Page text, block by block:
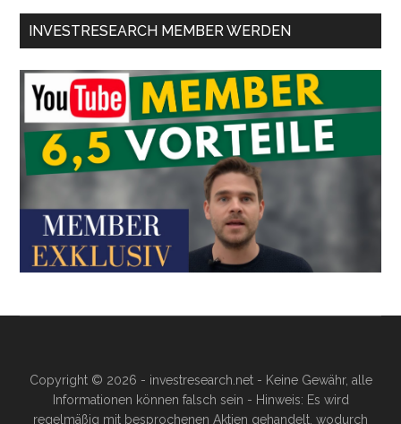
INVESTRESEARCH MEMBER WERDEN
Copyright © 2026 - investresearch.net - Keine Gewähr, alle
Informationen können falsch sein - Hinweis: Es wird
regelmäßig mit besprochenen Aktien gehandelt, wodurch